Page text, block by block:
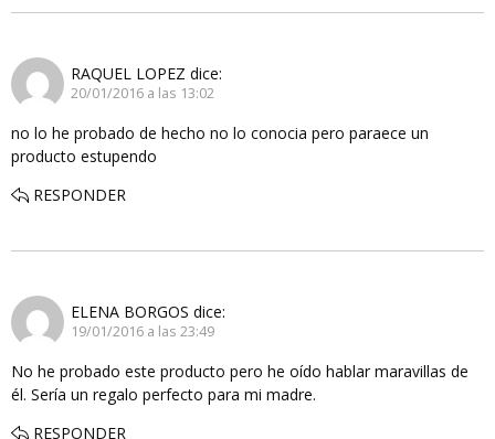
RAQUEL LOPEZ dice:
20/01/2016 a las 13:02
no lo he probado de hecho no lo conocia pero paraece un
producto estupendo
RESPONDER
ELENA BORGOS dice:
19/01/2016 a las 23:49
No he probado este producto pero he oído hablar maravillas de
él. Sería un regalo perfecto para mi madre.
RESPONDER